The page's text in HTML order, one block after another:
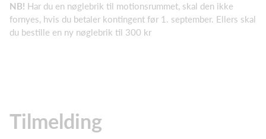
NB! Har du en nøglebrik til motionsrummet, skal den ikke
fornyes, hvis du betaler kontingent før 1. september. Ellers skal
du bestille en ny nøglebrik til 300 kr
Tilmelding